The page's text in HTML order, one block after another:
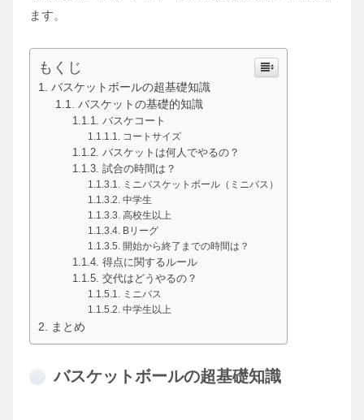
ます。
もくじ
バスケットボールの超基礎知識
バスケットの基礎的知識
バスケコート
コートサイズ
バスケットは何人でやるの？
試合の時間は？
ミニバスケットボール（ミニバス）
中学生
高校生以上
Bリーグ
開始から終了までの時間は？
得点に関するルール
交代はどうやるの？
ミニバス
中学生以上
まとめ
バスケットボールの超基礎知識